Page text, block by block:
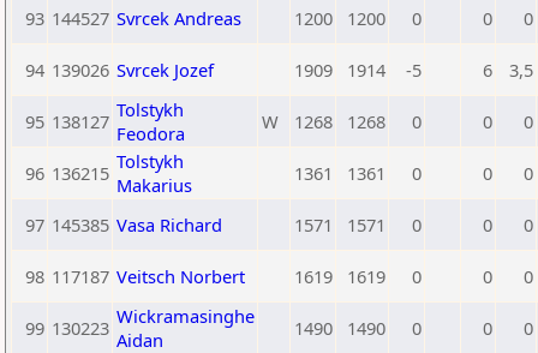
93 144527 Svrcek Andreas 1200 1200 0 0 0
94 139026 Svrcek Jozef 1909 1914 -5 6 3,5
95 138127 Tolstykh
Feodora
W 1268 1268 0 0 0
96 136215 Tolstykh
Makarius
1361 1361 0 0 0
97 145385 Vasa Richard 1571 1571 0 0 0
98 117187 Veitsch Norbert 1619 1619 0 0 0
99 130223 Wickramasinghe
Aidan
1490 1490 0 0 0